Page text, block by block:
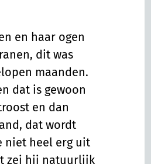
en haar ogen
dit was
maanden.
dat is gewoon
en dan
dat wordt
niet heel erg uit
zei hij natuurlijk